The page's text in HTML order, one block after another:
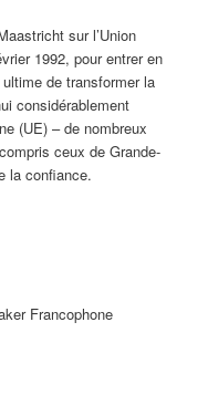
sur l’Union
1992, pour entrer en
de transformer la
considérablement
(UE) – de nombreux
ceux de Grande-
la confiance.
Francophone